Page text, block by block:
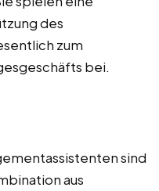
des
zum
bei.
sind
aus